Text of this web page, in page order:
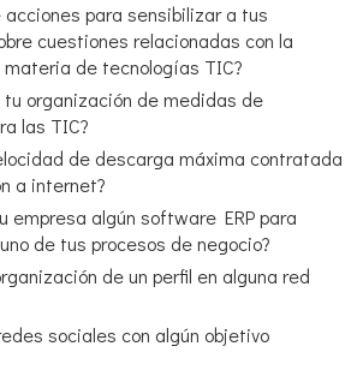
acciones para sensibilizar a tus
cuestiones relacionadas con la
de tecnologías TIC?
tu organización de medidas de
las TIC?
de descarga máxima contratada
a internet?
empresa algún software ERP para
de tus procesos de negocio?
de un perfil en alguna red
sociales con algún objetivo